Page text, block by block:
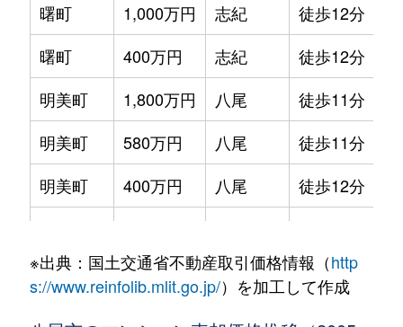
曙町
1,000万円 志紀
徒歩12分
曙町
400万円 志紀
徒歩12分
明美町
1,800万円 八尾
徒歩11分
明美町
580万円 八尾
徒歩11分
明美町
400万円 八尾
徒歩12分
北本町
2,800万円 近鉄八尾
徒歩7分
※出典：国土交通省不動産取引価格情報（http
s://www.reinfolib.mlit.go.jp/）を加工して作成